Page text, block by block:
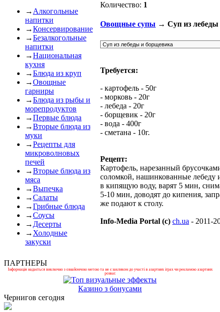
→ Алкогольные
напитки
→Консервирование
→Безалкогольные
напитки
→Национальная
кухня
→Блюда из круп
→Овощные
гарниры
→Блюда из рыбы и
морепродуктов
→Первые блюда
→Вторые блюда из
муки
→Рецепты для
микроволновых
печей
→Вторые блюда из
мяса
→Выпечка
→Салаты
→Грибные блюда
→Соусы
→ Десерты
→ Холодные
закуски
Количество: 1
Овощные супы → Суп из
Требуется:
- картофель - 50г
- морковь - 20г
- лебеда - 20г
- борщевик - 20г
- вода - 400г
- сметана - 10г.
Рецепт:
Картофель, нарезанный
соломкой, нашинкованные лебеду
в кипящую воду, варят 5 мин,
5-10 мин, доводят до кипения,
же подают к столу.
Info-Media Portal (c) ch.ua - 2011-
ПАРТНЕРЫ
Інформація надається виключно з ознайомчою метою та не є закликом до участі в азартних іграх чи рекламою азартних
розваг.
Казино з бонусами
Чернигов сегодня